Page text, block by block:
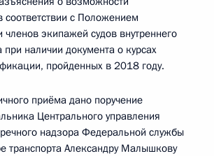
с Положением
экипажей судов внутреннего
при наличии документа о курсах
пройденных в 2018 году.
приёма дано поручение
Центрального управления
речного надзора Федеральной службы
транспорта Александру Малышкову